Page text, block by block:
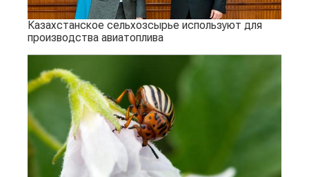
Казахстанское сельхозсырье используют для
производства авиатоплива